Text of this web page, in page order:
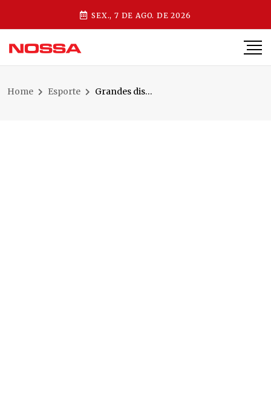
SEX., 7 DE AGO. DE 2026
Home Esporte Grandes disputas marcam as finais do Campeonato de Bocha do Beira Rio